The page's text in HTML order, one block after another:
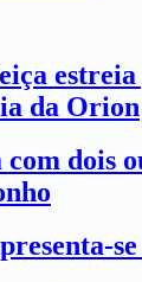
da Orion
dois
se